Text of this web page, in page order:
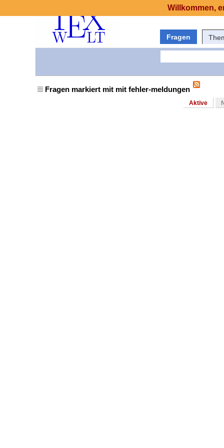
Fragen
Fragen markiert mit mit fehler-meldungen
Aktive
Willkommen,